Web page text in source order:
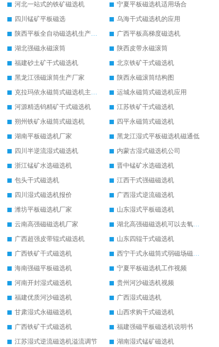
河北一站式的铁矿磁选机
宁夏平板磁选机适用场合
四川锰矿平板磁选
乌海干式磁选机的应用
陕西平板全自动磁选机生产厂家
广西平板高梯度磁选机
湖北强磁永磁滚筒
陕西皮带永磁滚筒
福建砂土矿干式磁选机
北京铁矿干式磁选机
黑龙江强磁滚筒生产厂家
陕西永磁滚筒结构图
克拉玛依永磁筒式磁选机主要技术参数
运城永磁筒式磁选机应用
河源精选钨精矿干式磁选机
江苏铁矿干式磁选机
朔州铁矿永磁筒式磁选机
四平永磁筒式磁选机
湖南平板磁选机厂家
黑龙江湿式平板磁选机磁通低
四川半逆流湿式磁选机
内蒙古湿式磁选机公司
浙江锰矿水选磁选机
晋中锰矿水选磁选机
包头干式磁选机
江西干式强磁磁选机
四川湿式磁选机报价
广西湿式逆流磁选机
潍坊平板磁选机厂家
山东湿式平板磁选机
云南高强磁磁选机厂家
湖北高强磁磁选机可以去氧化铝
广西超强皮带辊式磁选机
山东四辊干式磁选机
广西铁矿干式磁选机
西宁干式永磁筒式弱磁场磁选机结构图
海南强磁平板磁选机
宁夏平板磁选机工作视频
河南开封湿式磁选机
贵州河沙磁选机视频
福建优质河沙磁选机
广西湿式磁选机
甘肃湿式永磁磁选机
山西求购干式磁选机
广西铁矿干式磁选机
福建强磁平板磁选机说明书
江苏湿式逆流磁选机溢流调节
湖南湿式锰矿磁选机